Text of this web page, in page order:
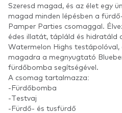
Szeresd magad, és az élet egy
magad minden lépésben a
Pamper Parties csomaggal.
édes illatát, tápláld és hidratáld
Watermelon Highs testápolóval,
magadra a megnyugtató
fürdőbomba segítségével.
A csomag tartalmazza:
-Fürdőbomba
-Testvaj
-Fürdő- és tusfürdő